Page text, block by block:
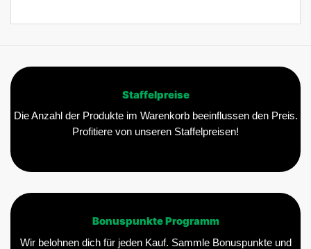
Staffelpreise
Die Anzahl der Produkte im Warenkorb beeinflussen den Preis.
Profitiere von unseren Staffelpreisen!
Bonuspunkte Programm
Wir belohnen dich für jeden Kauf. Sammle Bonuspunkte und